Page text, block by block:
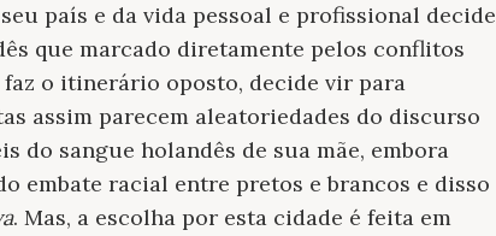
país e da vida pessoal e profissional decide
que marcado diretamente pelos conflitos
o itinerário oposto, decide vir para
assim parecem aleatoriedades do discurso
do sangue holandês de sua mãe, embora
embate racial entre pretos e brancos e disso
. Mas, a escolha por esta cidade é feita em